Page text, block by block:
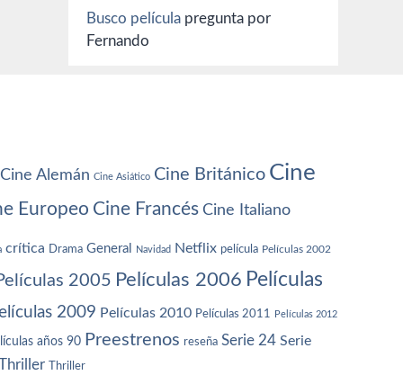
Busco película pregunta por
Fernando
Cine Alemán Cine Asiático Cine Británico Cine
Europeo Cine Francés Cine Italiano
crítica Drama General Navidad Netflix película Películas 2002
2005 Películas 2006 Películas
2009 Películas 2010 Películas 2011 Películas 2012
años 90 Preestrenos reseña Serie 24 Serie
Thriller